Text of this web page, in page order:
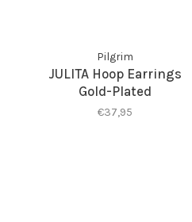
Pilgrim
JULITA Hoop Earrings
Gold-Plated
€37,95